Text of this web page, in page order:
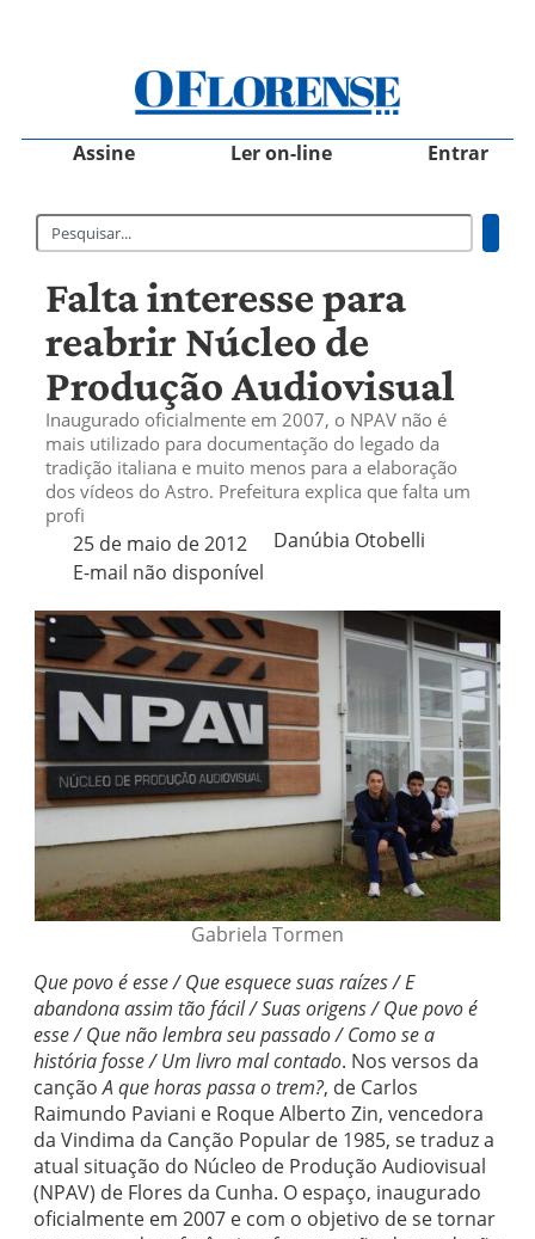
Assine Ler on-line Entrar
Falta interesse para
reabrir Núcleo de
Produção Audiovisual
Inaugurado oficialmente em 2007, o NPAV não é
mais utilizado para documentação do legado da
tradição italiana e muito menos para a elaboração
dos vídeos do Astro. Prefeitura explica que falta um
profi
25 de maio de 2012
Danúbia Otobelli 
E-mail não disponível
Gabriela Tormen
Que povo é esse / Que esquece suas raízes / E
abandona assim tão fácil / Suas origens / Que povo é
esse / Que não lembra seu passado / Como se a
história fosse / Um livro mal contado. Nos versos da
cançãoA que horas passa o trem?, de Carlos
Raimundo Paviani e Roque Alberto Zin, vencedora
da Vindima da Canção Popular de 1985, se traduz a
atual situação do Núcleo de Produção Audiovisual
(NPAV) de Flores da Cunha. O espaço, inaugurado
oficialmente em 2007 e com o objetivo de se tornar